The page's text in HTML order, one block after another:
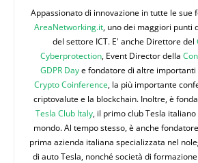
Appassionato di innovazione in tutte le sue
AreaNetworking.it, uno dei maggiori punti
del settore ICT. E' anche Direttore del
Cyberprotection, Event Director della
GDPR Daye fondatore di altre importanti
Crypto Coinference, la più importante
criptovalute e la blockchain. Inoltre, è
Tesla Club Italy, il primo club Tesla
mondo. Al tempo stesso, è anche
prima azienda italiana specializzata nel
di auto Tesla, nonché società di